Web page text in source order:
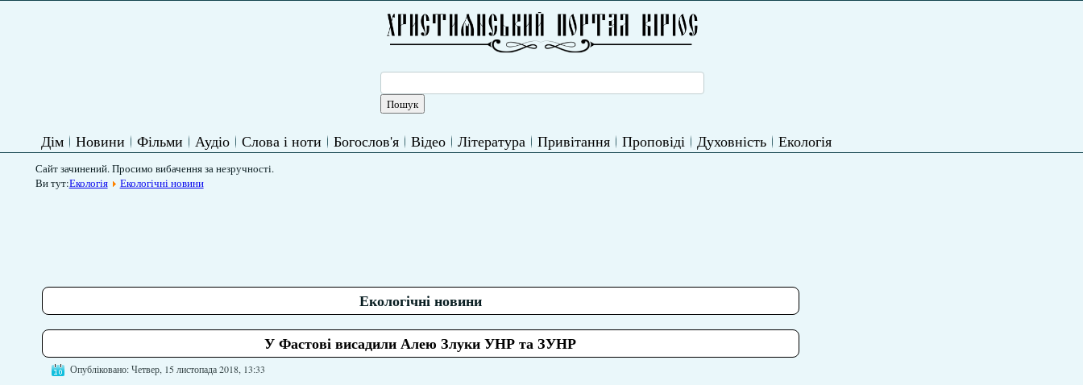
Дім Новини Фільми Аудіо Слова і ноти Богослов'я Відео Література Привітання Проповіді Духовність Екологія
Сайт зачинений. Просимо вибачення за незручності.
Ви тут:Екологія Екологічні новини
Екологічні новини
У Фастові висадили Алею Злуки УНР та ЗУНР
Опубліковано: Четвер, 15 листопада 2018, 13:33